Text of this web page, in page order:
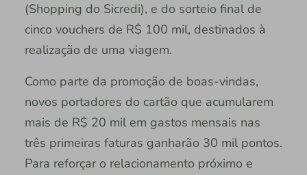
(Shopping do Sicredi), e do sorteio final de
cinco vouchers de R$ 100 mil, destinados à
realização de uma viagem.
Como parte da promoção de boas-vindas,
novos portadores do cartão que acumularem
mais de R$ 20 mil em gastos mensais nas
três primeiras faturas ganharão 30 mil pontos.
Para reforçar o relacionamento próximo e